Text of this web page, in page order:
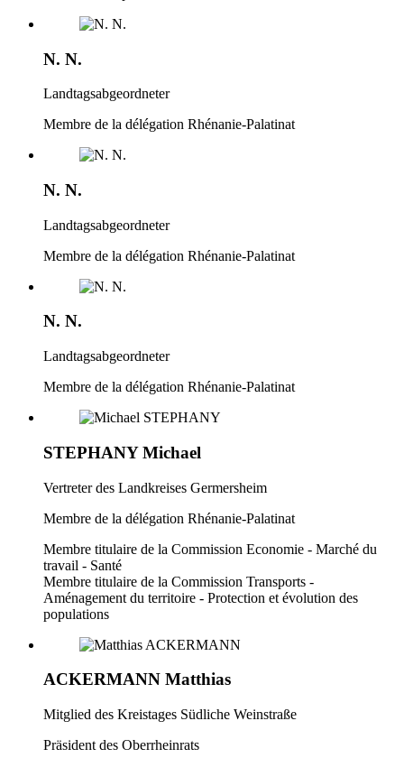
N. N.
Landtagsabgeordneter
Membre de la délégation Rhénanie-Palatinat
N. N.
Landtagsabgeordneter
Membre de la délégation Rhénanie-Palatinat
N. N.
Landtagsabgeordneter
Membre de la délégation Rhénanie-Palatinat
STEPHANY Michael
Vertreter des Landkreises Germersheim
Membre de la délégation Rhénanie-Palatinat
Membre titulaire de la Commission Economie - Marché du
travail - Santé
Membre titulaire de la Commission Transports -
Aménagement du territoire - Protection et évolution des
populations
ACKERMANN Matthias
Mitglied des Kreistages Südliche Weinstraße
Präsident des Oberrheinrats